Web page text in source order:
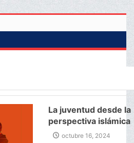
La juventud desde la
perspectiva islámica
octubre 16, 2024